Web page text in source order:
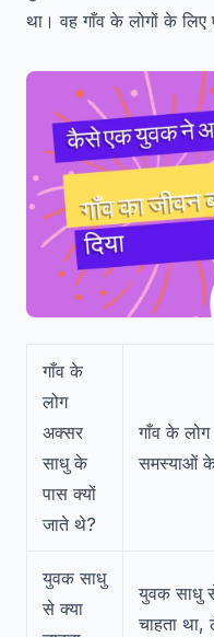
था। वह गाँव के लोगों के लिए
गाँव के
लोग
अक्सर
साधु के
पास क्यों
जाते थे?
गाँव के
समस्याओं
युवक साधु
से क्या
युवक साधु
चाहता